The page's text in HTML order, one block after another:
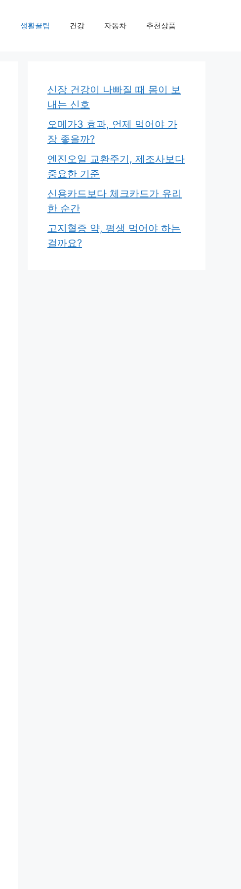
생활꿀팁 건강 자동차 추천상품
신장 건강이 나빠질 때 몸이 보
내는 신호
오메가3 효과, 언제 먹어야 가
장 좋을까?
엔진오일 교환주기, 제조사보다
중요한 기준
신용카드보다 체크카드가 유리
한 순간
고지혈증 약, 평생 먹어야 하는
걸까요?